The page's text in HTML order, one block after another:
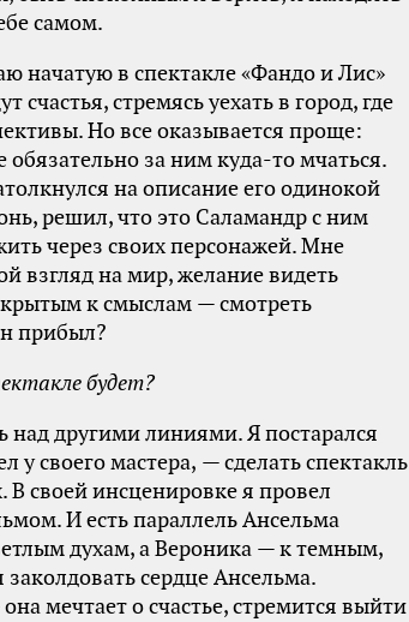
самом.
начатую в спектакле «Фандо и Лис»
счастья, стремясь уехать в город, где
Но все оказывается проще:
обязательно за ним куда-то мчаться.
на описание его одинокой
решил, что это Саламандр с ним
через своих персонажей. Мне
взгляд на мир, желание видеть
к смыслам — смотреть
прибыл?
будет?
другими линиями. Я постарался
своего мастера, — сделать спектакль
В своей инсценировке я провел
И есть параллель Ансельма
духам, а Вероника — к темным,
сердце Ансельма.
мечтает о счастье, стремится выйти